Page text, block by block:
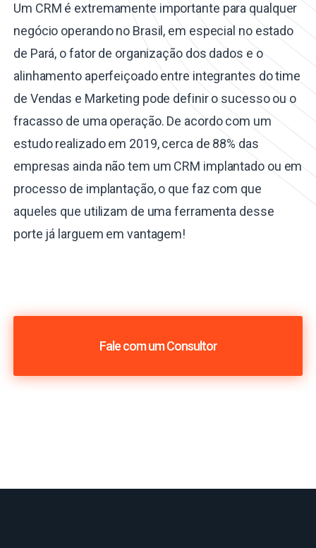
Um CRM é extremamente importante para qualquer
negócio operando no Brasil, em especial no estado
de Pará, o fator de organização dos dados e o
alinhamento aperfeiçoado entre integrantes do time
de Vendas e Marketing pode definir o sucesso ou o
fracasso de uma operação. De acordo com um
estudo realizado em 2019, cerca de 88% das
empresas ainda não tem um CRM implantado ou em
processo de implantação, o que faz com que
aqueles que utilizam de uma ferramenta desse
porte já larguem em vantagem!
Fale com um Consultor